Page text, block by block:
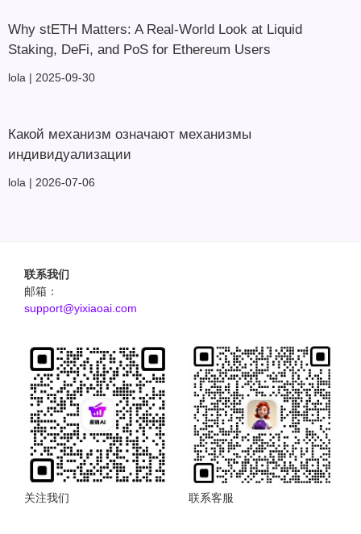
Why stETH Matters: A Real-World Look at Liquid
Staking, DeFi, and PoS for Ethereum Users
lola 2025-09-30
Какой механизм означают механизмы
индивидуализации
lola 2026-07-06
联系我们
邮箱：
support@yixiaoai.com
关注我们 联系客服